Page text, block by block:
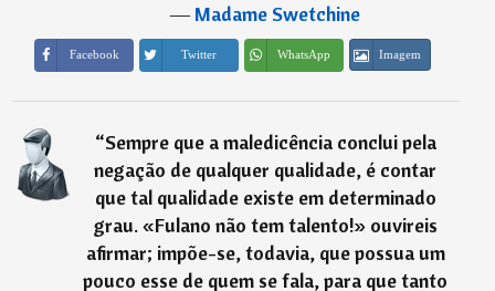
―Madame Swetchine
Facebook Twitter WhatsApp Imagem
“Sempre que a maledicência conclui pela
negação de qualquer qualidade, é contar
que tal qualidade existe em determinado
grau. «Fulano não tem talento!» ouvireis
afirmar; impõe-se, todavia, que possua um
pouco esse de quem se fala, para que tanto